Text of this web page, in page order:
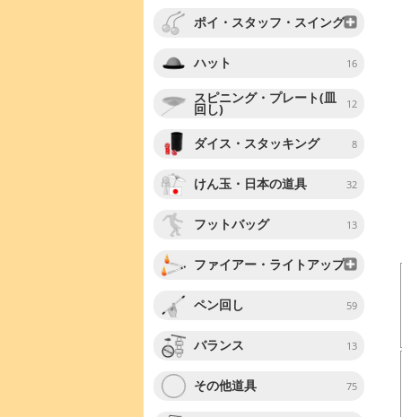
ポイ・スタッフ・スイング
ハット 16
スピニング・プレート(皿
回し) 12
ダイス・スタッキング 8
けん玉・日本の道具 32
フットバッグ 13
ファイアー・ライトアップ
ペン回し 59
バランス 13
その他道具 75